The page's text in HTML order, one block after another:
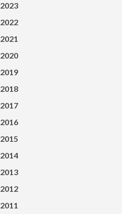
2023
2022
2021
2020
2019
2018
2017
2016
2015
2014
2013
2012
2011